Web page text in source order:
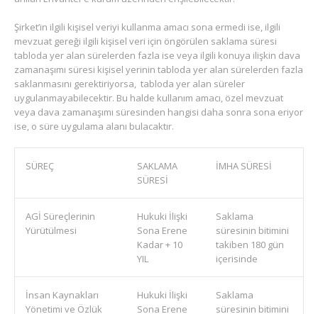
Şirket’in ilgili kişisel veriyi kullanma amacı sona ermedi ise, ilgili
mevzuat gereği ilgili kişisel veri için öngörülen saklama süresi
tabloda yer alan sürelerden fazla ise veya ilgili konuya ilişkin dava
zamanaşımı süresi kişisel yerinin tabloda yer alan sürelerden fazla
saklanmasını gerektiriyorsa, tabloda yer alan süreler
uygulanmayabilecektir. Bu halde kullanım amacı, özel mevzuat
veya dava zamanaşımı süresinden hangisi daha sonra sona eriyor
ise, o süre uygulama alanı bulacaktır.
SÜREÇ
SAKLAMA
SÜRESİ
İMHA SÜRESİ
AGİ Süreçlerinin
Yürütülmesi
Hukuki İlişki
Sona Erene
Kadar + 10
YIL
Saklama
süresinin bitimini
takiben 180 gün
içerisinde
İnsan Kaynakları
Yönetimi ve Özlük
Hukuki İlişki
Sona Erene
Saklama
süresinin bitimini